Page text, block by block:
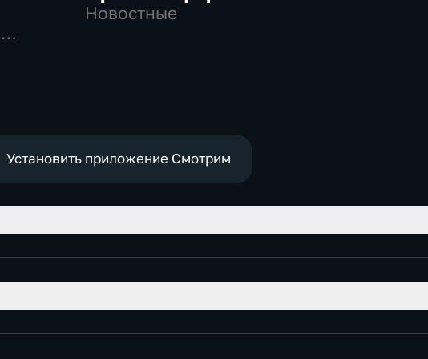
Новостные
Установить приложение Смотрим